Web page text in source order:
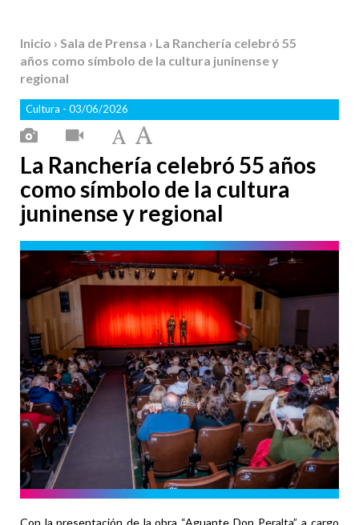
Inicio › Sala de Prensa › La Ranchería celebró 55
años como símbolo de la cultura juninense y
regional
Cultura - 03/06/2026
La Ranchería celebró 55 años
como símbolo de la cultura
juninense y regional